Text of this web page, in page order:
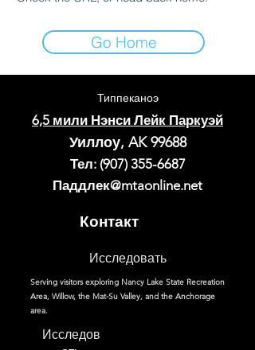
Go Home
Типпеканоэ
6,5 мили Нэнси Лейк Паркуэй
Уиллоу, AK 99688
Тел: (907) 355-6687
Паддлек@mtaonline.net
Контакт
Исследовать
Serving visitors exploring Nancy Lake State Recreation
Area, Willow, the Mat-Su Valley, and the Anchorage
area.
Исследов